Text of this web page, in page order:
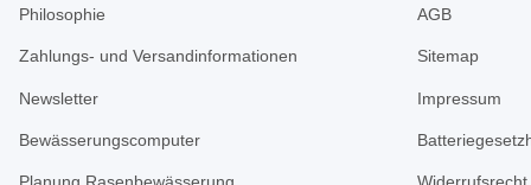
Philosophie
Zahlungs- und Versandinformationen
Newsletter
Bewässerungscomputer
AGB
Sitemap
Impressum